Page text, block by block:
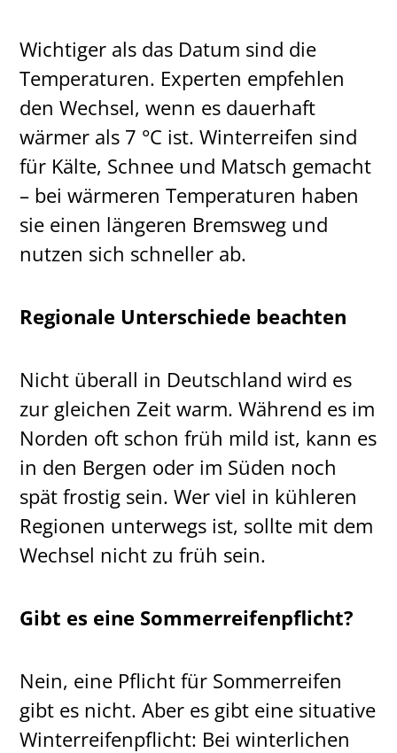
Wichtiger als das Datum sind die
Temperaturen. Experten empfehlen
den Wechsel, wenn es dauerhaft
wärmer als 7 °C ist. Winterreifen sind
für Kälte, Schnee und Matsch gemacht
– bei wärmeren Temperaturen haben
sie einen längeren Bremsweg und
nutzen sich schneller ab.
Regionale Unterschiede beachten
Nicht überall in Deutschland wird es
zur gleichen Zeit warm. Während es im
Norden oft schon früh mild ist, kann es
in den Bergen oder im Süden noch
spät frostig sein. Wer viel in kühleren
Regionen unterwegs ist, sollte mit dem
Wechsel nicht zu früh sein.
Gibt es eine Sommerreifenpflicht?
Nein, eine Pflicht für Sommerreifen
gibt es nicht. Aber es gibt eine situative
Winterreifenpflicht: Bei winterlichen